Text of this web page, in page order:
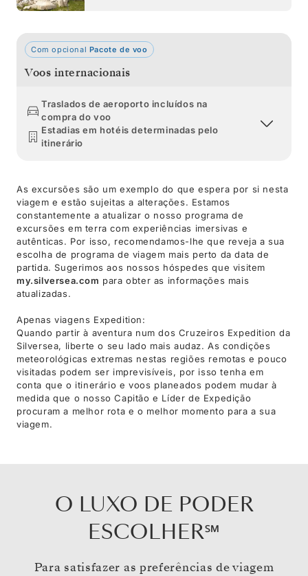
Com opcional Pacote de voo
Voos internacionais
Traslados de aeroporto incluídos na
compra do voo
Estadias em hotéis determinadas pelo
itinerário
As excursões são um exemplo do que espera por si nesta
viagem e estão sujeitas a alterações. Estamos
constantemente a atualizar o nosso programa de
excursões em terra com experiências imersivas e
autênticas. Por isso, recomendamos-lhe que reveja a sua
escolha de programa de viagem mais perto da data de
partida. Sugerimos aos nossos hóspedes que visitem
my.silversea.com para obter as informações mais
atualizadas.
Apenas viagens Expedition:
Quando partir à aventura num dos Cruzeiros Expedition da
Silversea, liberte o seu lado mais audaz. As condições
meteorológicas extremas nestas regiões remotas e pouco
visitadas podem ser imprevisíveis, por isso tenha em
conta que o itinerário e voos planeados podem mudar à
medida que o nosso Capitão e Líder de Expedição
procuram a melhor rota e o melhor momento para a sua
viagem.
O LUXO DE PODER
ESCOLHER℠
Para satisfazer as preferências de viagem